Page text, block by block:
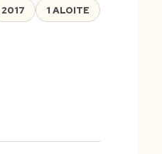
2017 1 ALOITE